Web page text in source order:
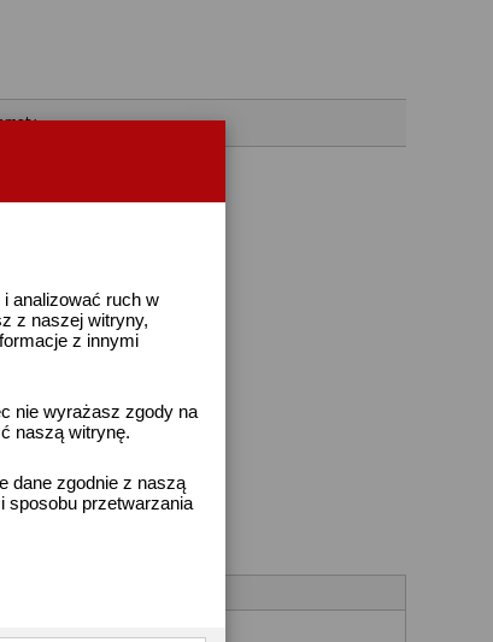
analizować ruch w
z naszej witryny,
z innymi
nie wyrażasz zgody na
naszą witrynę.
dane zgodnie z naszą
sposobu przetwarzania